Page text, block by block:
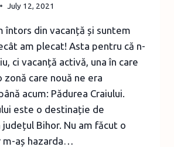
July 12, 2021
întors din vacanță și suntem
am plecat! Asta pentru că n-
ci vacanță activă, una în care
care nouă ne era
acum: Pădurea Craiului.
este o destinație de
Bihor. Nu am făcut o
m-aș hazarda…